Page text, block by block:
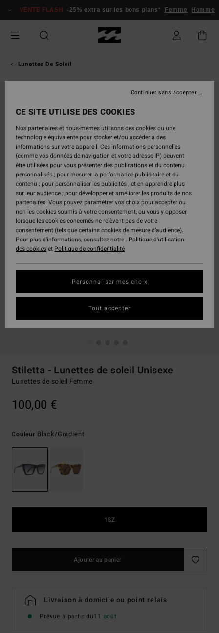
VENTE FLASH -25% extra sur les bons plans* Femme Homme
Lunettes De Soleil
Stiletta - Lunettes de soleil Unisexe
Lunettes de soleil Femme
100,00 €
Couleur Black/gradient
1SZ
Ajouter au panier
Livraison à domicile ou point relais
Prévue à partir du11 août
CE SITE UTILISE DES COOKIES
Nos partenaires et nous-mêmes utilisons des cookies ou une
technologie équivalente pour stocker et/ou accéder à des
informations sur votre appareil. Ces informations personnelles
(comme vos données de navigation et votre adresse IP) peuvent
être utilisées pour vous présenter des publications et du contenu
personnalisés ; pour mesurer la performance publicitaire et du
contenu ; pour personnaliser les publicités ; et en apprendre plus
sur leur audience ; pour développer et améliorer les produits de nos
partenaires. Vous pouvez paramétrer vos choix pour accepter ou
non les cookies soumis à votre consentement, ou vous y opposer
lorsque les cookies concernés ne relèvent pas de votre
consentement (tels que certains cookies de mesure d’audience).
Pour plus d'informations, consultez notre : Politique d'utilisation
des cookieset Politique de confidentialité
Personnaliser mes choix
Continuer sans accepter
Tout accepter